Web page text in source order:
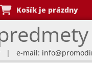
Košík je prázdny
| e-mail: